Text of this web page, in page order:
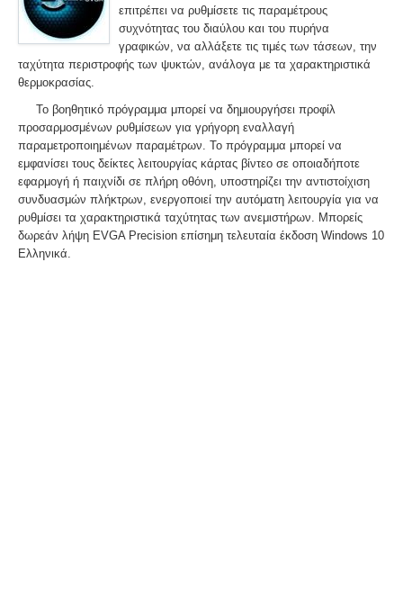
επιτρέπει να ρυθμίσετε τις παραμέτρους
συχνότητας του διαύλου και του πυρήνα
γραφικών, να αλλάξετε τις τιμές των τάσεων, την
ταχύτητα περιστροφής των ψυκτών, ανάλογα με τα χαρακτηριστικά
θερμοκρασίας.
Το βοηθητικό πρόγραμμα μπορεί να δημιουργήσει προφίλ
προσαρμοσμένων ρυθμίσεων για γρήγορη εναλλαγή
παραμετροποιημένων παραμέτρων. Το πρόγραμμα μπορεί να
εμφανίσει τους δείκτες λειτουργίας κάρτας βίντεο σε οποιαδήποτε
εφαρμογή ή παιχνίδι σε πλήρη οθόνη, υποστηρίζει την αντιστοίχιση
συνδυασμών πλήκτρων, ενεργοποιεί την αυτόματη λειτουργία για να
ρυθμίσει τα χαρακτηριστικά ταχύτητας των ανεμιστήρων. Μπορείς
δωρεάν λήψη EVGA Precision επίσημη τελευταία έκδοση Windows 10
Ελληνικά.